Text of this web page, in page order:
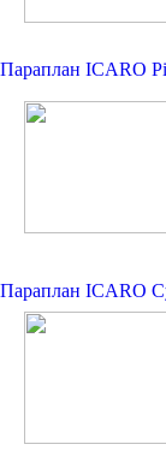
Параплан ICARO
Параплан ICARO